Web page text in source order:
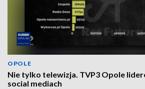
OPOLE
Nie tylko telewizja. TVP3 Opole
social mediach